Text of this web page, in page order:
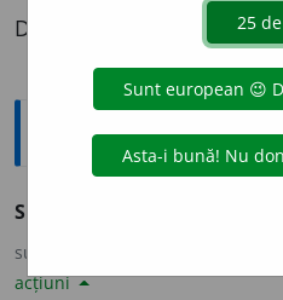
Definiția cu ID-ul 1034948:
Sinonime
SET
sursa:
acțiuni